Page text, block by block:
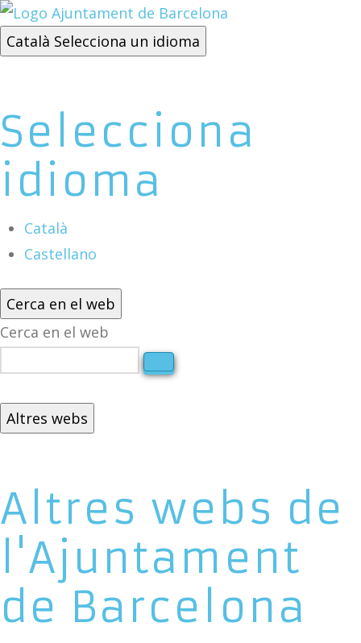
Català Selecciona un idioma
Selecciona
idioma
Català
Castellano
Cerca en el web
Cerca en el web
Altres webs
Altres webs de
l'Ajuntament
de Barcelona